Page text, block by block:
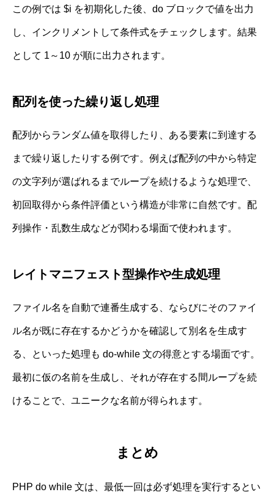
この例では $i を初期化した後、do ブロックで値を出力
し、インクリメントして条件式をチェックします。結果
として 1～10 が順に出力されます。
配列を使った繰り返し処理
配列からランダム値を取得したり、ある要素に到達する
まで繰り返したりする例です。例えば配列の中から特定
の文字列が選ばれるまでループを続けるような処理で、
初回取得から条件評価という構造が非常に自然です。配
列操作・乱数生成などが関わる場面で使われます。
レイトマニフェスト型操作や生成処理
ファイル名を自動で連番生成する、ならびにそのファイ
ル名が既に存在するかどうかを確認して別名を生成す
る、といった処理も do-while 文の得意とする場面です。
最初に仮の名前を生成し、それが存在する間ループを続
けることで、ユニークな名前が得られます。
まとめ
PHP do while 文は、最低一回は必ず処理を実行するとい